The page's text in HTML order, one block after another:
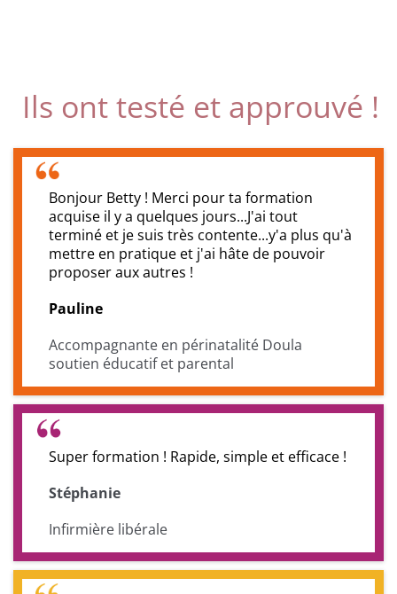
Ils ont testé et approuvé !
Bonjour Betty ! Merci pour ta formation
acquise il y a quelques jours...J'ai tout
terminé et je suis très contente...y'a plus qu'à
mettre en pratique et j'ai hâte de pouvoir
proposer aux autres !
Pauline
Accompagnante en périnatalité Doula
soutien éducatif et parental
Super formation ! Rapide, simple et efficace !
Stéphanie
Infirmière libérale